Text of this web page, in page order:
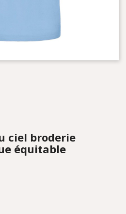
ciel broderie
équitable